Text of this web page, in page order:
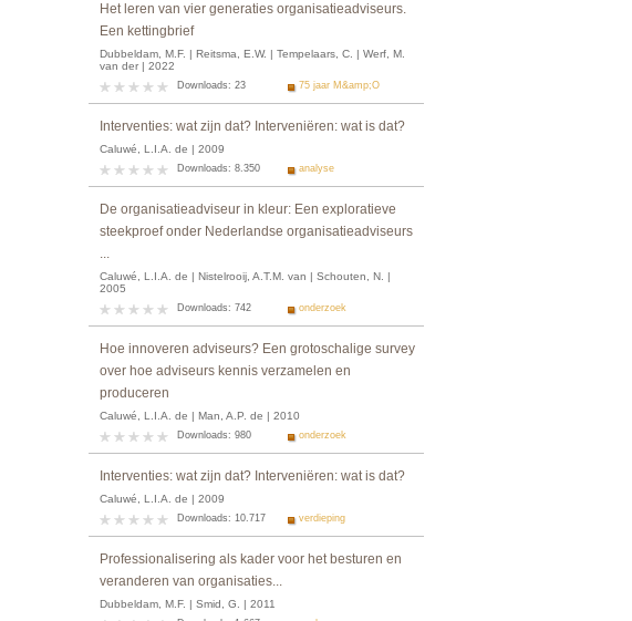
Het leren van vier generaties organisatieadviseurs.
Een kettingbrief
Dubbeldam, M.F. | Reitsma, E.W. | Tempelaars, C. | Werf, M.
van der | 2022
Downloads: 23 75 jaar M&amp;O
Interventies: wat zijn dat? Interveniëren: wat is dat?
Caluwé, L.I.A. de | 2009
Downloads: 8.350 analyse
De organisatieadviseur in kleur: Een exploratieve
steekproef onder Nederlandse organisatieadviseurs
...
Caluwé, L.I.A. de | Nistelrooij, A.T.M. van | Schouten, N. |
2005
Downloads: 742 onderzoek
Hoe innoveren adviseurs? Een grotoschalige survey
over hoe adviseurs kennis verzamelen en
produceren
Caluwé, L.I.A. de | Man, A.P. de | 2010
Downloads: 980 onderzoek
Interventies: wat zijn dat? Interveniëren: wat is dat?
Caluwé, L.I.A. de | 2009
Downloads: 10.717 verdieping
Professionalisering als kader voor het besturen en
veranderen van organisaties...
Dubbeldam, M.F. | Smid, G. | 2011